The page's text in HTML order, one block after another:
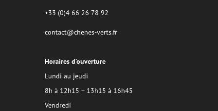
+33 (0)4 66 26 78 92
contact@chenes-verts.fr
Horaires d’ouverture
Lundi au jeudi
8h à 12h15 – 13h15 à 16h45
Vendredi